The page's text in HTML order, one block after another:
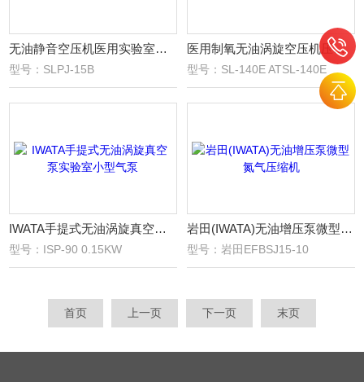
无油静音空压机医用实验室科研级空压设备
型号：SLPJ-15B
医用制氧无油涡旋空压机压缩机主机机头
型号：SL-140E ATSL-140E
IWATA手提式无油涡旋真空泵实验室小型气泵
型号：ISP-90 0.15KW
岩田(IWATA)无油增压泵微型氮气压缩机
型号：岩田EFBSJ15-10
首页 上一页 下一页 末页